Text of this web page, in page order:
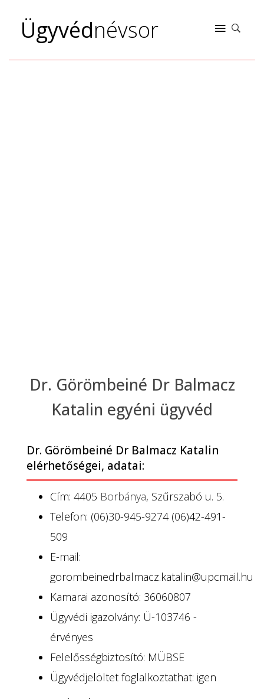
Ügyvédnévsor
Dr. Görömbeiné Dr Balmacz
Katalin egyéni ügyvéd
Dr. Görömbeiné Dr Balmacz Katalin
elérhetőségei, adatai:
Cím: 4405 Borbánya, Szűrszabó u. 5.
Telefon: (06)30-945-9274 (06)42-491-
509
E-mail:
gorombeinedrbalmacz.katalin@upcmail.hu
Kamarai azonosító: 36060807
Ügyvédi igazolvány: Ü-103746 -
érvényes
Felelősségbiztosító: MÜBSE
Ügyvédjelöltet foglalkoztathat: igen